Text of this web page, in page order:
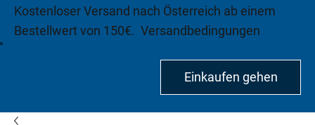
Kostenloser Versand nach Österreich ab einem
Bestellwert von 150€. Versandbedingungen
Einkaufen gehen